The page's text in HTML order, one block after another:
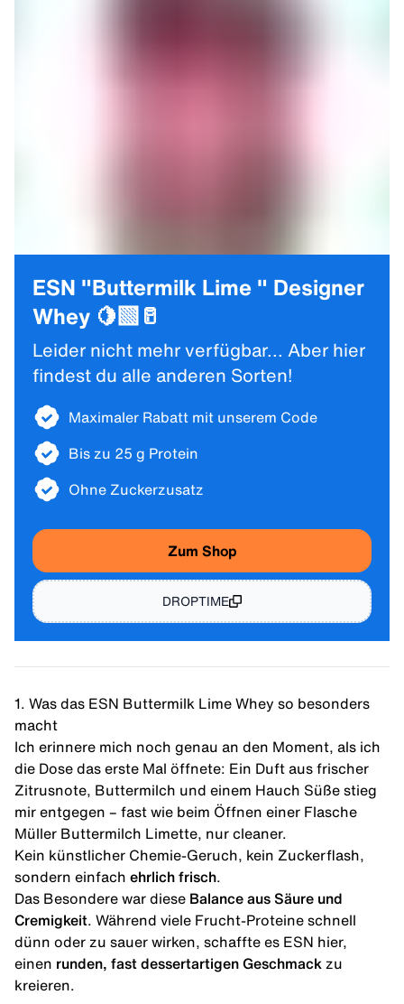
ESN "Buttermilk Lime " Designer
Whey 🍋‍🟩🥛
Leider nicht mehr verfügbar... Aber hier
findest du alle anderen Sorten!
Maximaler Rabatt mit unserem Code
Bis zu 25 g Protein
Ohne Zuckerzusatz
Zum Shop
DROPTIME
1. Was das ESN Buttermilk Lime Whey so besonders
macht
Ich erinnere mich noch genau an den Moment, als ich
die Dose das erste Mal öffnete: Ein Duft aus frischer
Zitrusnote, Buttermilch und einem Hauch Süße stieg
mir entgegen – fast wie beim Öffnen einer Flasche
Müller Buttermilch Limette, nur cleaner.
Kein künstlicher Chemie-Geruch, kein Zuckerflash,
sondern einfach ehrlich frisch
Das Besondere war diese Balance aus Säure und
Cremigkeit . Während viele Frucht-Proteine schnell
dünn oder zu sauer wirken, schaffte es ESN hier,
einen runden, fast dessertartigen Geschmack zu
kreieren.